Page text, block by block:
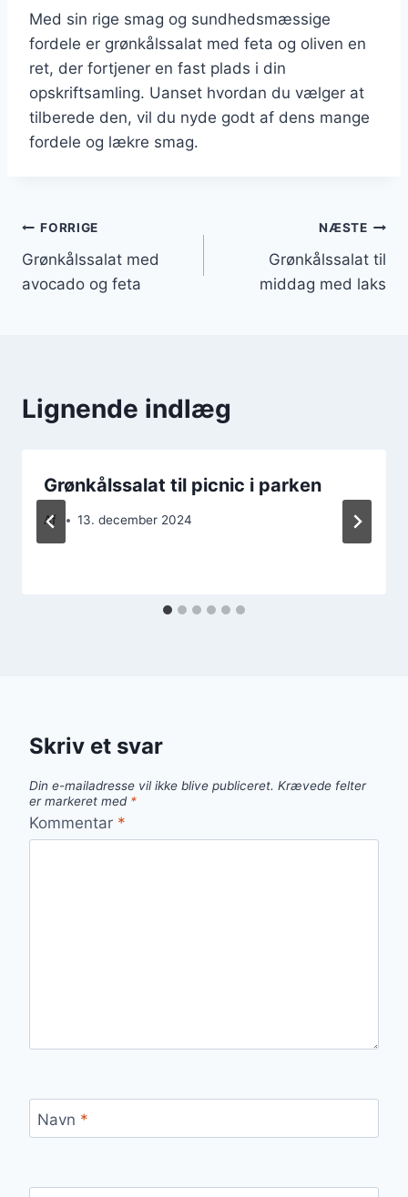
Med sin rige smag og sundhedsmæssige
fordele er grønkålssalat med feta og oliven en
ret, der fortjener en fast plads i din
opskriftsamling. Uanset hvordan du vælger at
tilberede den, vil du nyde godt af dens mange
fordele og lækre smag.
Indlægsnavigation
FORRIGE
Grønkålssalat med
avocado og feta
NÆSTE
Grønkålssalat til
middag med laks
Lignende indlæg
Grønkålssalat til picnic i parken
Af 13. december 2024
Skriv et svar
Din e-mailadresse vil ikke blive publiceret. Krævede felter
er markeret med *
Kommentar *
Navn *